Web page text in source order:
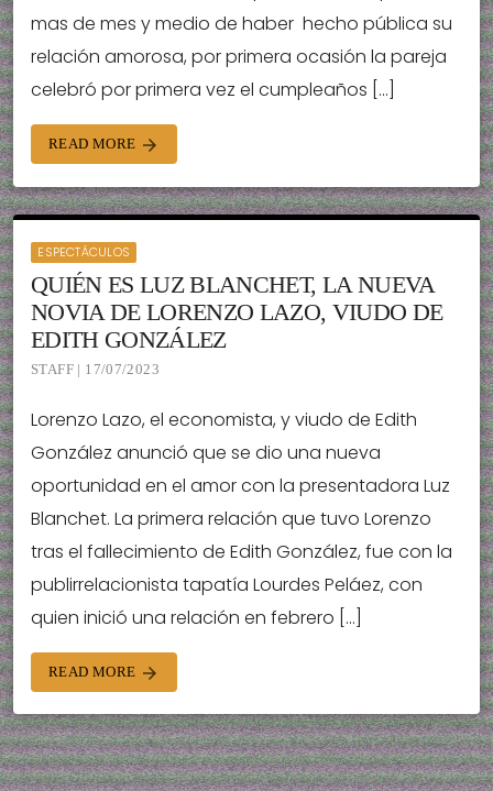
mas de mes y medio de haber hecho pública su
relación amorosa, por primera ocasión la pareja
celebró por primera vez el cumpleaños […]
READ MORE arrow_forward
ESPECTÁCULOS
QUIÉN ES LUZ BLANCHET, LA NUEVA
NOVIA DE LORENZO LAZO, VIUDO DE
EDITH GONZÁLEZ
STAFF | 17/07/2023
Lorenzo Lazo, el economista, y viudo de Edith
González anunció que se dio una nueva
oportunidad en el amor con la presentadora Luz
Blanchet. La primera relación que tuvo Lorenzo
tras el fallecimiento de Edith González, fue con la
publirrelacionista tapatía Lourdes Peláez, con
quien inició una relación en febrero […]
READ MORE arrow_forward